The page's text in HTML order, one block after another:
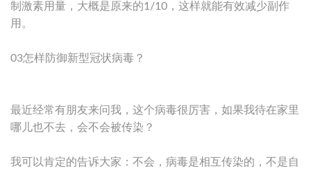
制激素用量，大概是原来的1/10，这样就能有效减少副作
用。
03怎样防御新型冠状病毒？
最近经常有朋友来问我，这个病毒很厉害，如果我待在家里
哪儿也不去，会不会被传染？
我可以肯定的告诉大家：不会，病毒是相互传染的，不是自